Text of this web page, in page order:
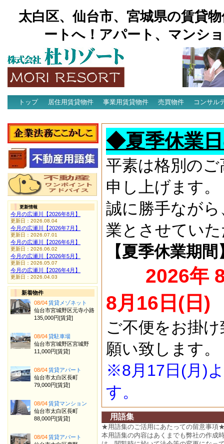
太白区、仙台市、宮城県の賃貸
ートへ！アパート、マンシ
トップ 居住用賃貸物件 事業用賃貸物件 売買物件
コンサル
◆夏季休業
平素は格別の
申し上げます。
誠に勝手なが
業とさせてい
【夏季休業期間
2026年
8月16日(日)
ご不便をお掛
願い致します。
※8月17日(月)
す。
用語集
★用語集のご活用にあたっての留意事項
本用語集の内容はあくまでも弊社の作成
更新情報
今月の広瀬川【2026年8月】
更新日：2026.08.04
今月の広瀬川【2026年7月】
更新日：2026.07.01
今月の広瀬川【2026年6月】
更新日：2026.06.02
今月の広瀬川【2026年5月】
更新日：2026.05.07
今月の広瀬川【2026年4月】
更新日：2026.04.03
新着物件
08/04賃貸メゾネット
仙台市宮城野区元寺小路
135,000円[賃貸]
08/04貸駐車場
仙台市宮城野区宮城野
11,000円[賃貸]
08/04賃貸アパート
仙台市太白区長町
79,000円[賃貸]
08/04賃貸マンション
仙台市太白区長町
88,000円[賃貸]
08/04賃貸アパート